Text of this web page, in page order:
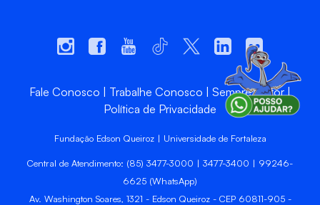
Fale Conosco Trabalhe Conosco
Sempre Unifor
Política de Privacidade
Fundação Edson Queiroz | Universidade de Fortaleza
Central de Atendimento: (85) 3477-3000 | 3477-3400 | 99246-
6625 (WhatsApp)
Av. Washington Soares, 1321 - Edson Queiroz - CEP 60811-905 -